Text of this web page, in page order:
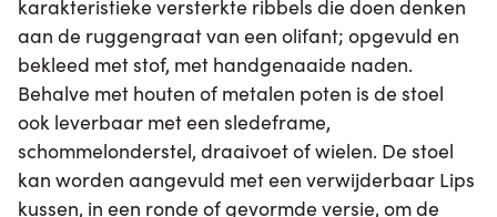
karakteristieke versterkte ribbels die doen denken
aan de ruggengraat van een olifant; opgevuld en
bekleed met stof, met handgenaaide naden.
Behalve met houten of metalen poten is de stoel
ook leverbaar met een sledeframe,
schommelonderstel, draaivoet of wielen. De stoel
kan worden aangevuld met een verwijderbaar Lips
kussen, in een ronde of gevormde versie, om de